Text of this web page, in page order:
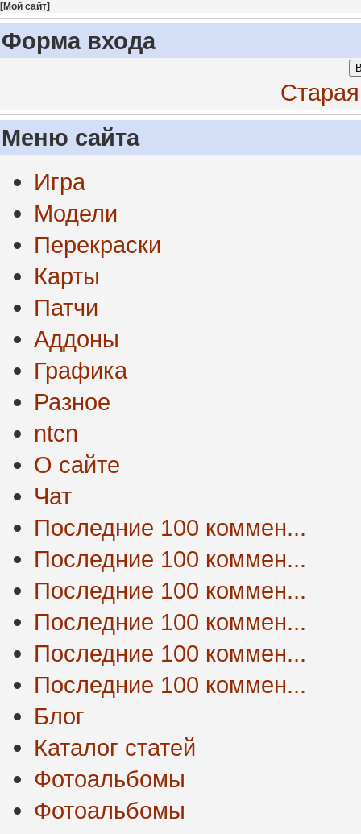
[Мой сайт]
Форма входа
Меню сайта
Игра
Модели
Перекраски
Карты
Патчи
Аддоны
Графика
Разное
ntcn
О сайте
Чат
Последние 100 коммен...
Последние 100 коммен...
Последние 100 коммен...
Последние 100 коммен...
Последние 100 коммен...
Последние 100 коммен...
Блог
Каталог статей
Фотоальбомы
Фотоальбомы